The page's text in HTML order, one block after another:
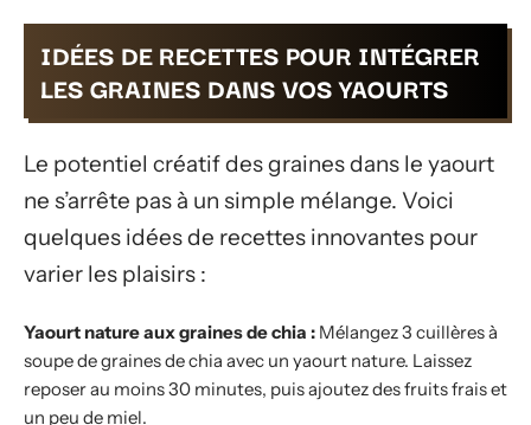
IDÉES DE RECETTES POUR INTÉGRER
LES GRAINES DANS VOS YAOURTS
Le potentiel créatif des graines dans le yaourt
ne s’arrête pas à un simple mélange. Voici
quelques idées de recettes innovantes pour
varier les plaisirs :
Yaourt nature aux graines de chia : Mélangez 3 cuillères à
soupe de graines de chia avec un yaourt nature. Laissez
reposer au moins 30 minutes, puis ajoutez des fruits frais et
un peu de miel.